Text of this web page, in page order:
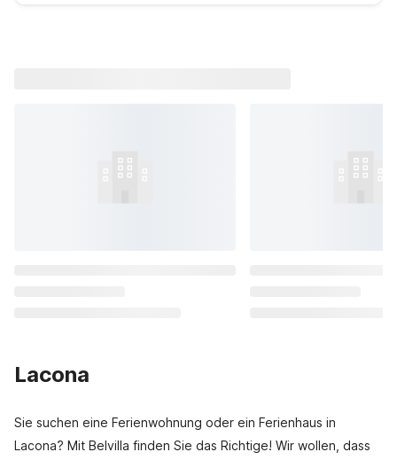
Lacona
Sie suchen eine Ferienwohnung oder ein Ferienhaus in
Lacona? Mit Belvilla finden Sie das Richtige! Wir wollen, dass